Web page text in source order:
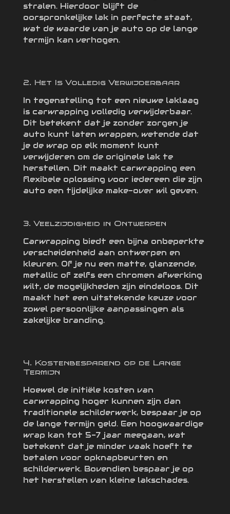
stralen. Hierdoor blijft de
oorspronkelijke lak in perfecte staat,
wat de waarde van je auto op de lange
termijn kan verhogen.
2. Het Is Volledig Verwijderbaar
In tegenstelling tot een nieuwe laklaag
is carwrapping volledig verwijderbaar.
Dit betekent dat je zonder zorgen je
auto kunt laten wrappen, wetende dat
je de wrap op elk moment kunt
verwijderen om de originele lak te
herstellen. Dit maakt carwrapping een
flexibele oplossing voor iedereen die zijn
auto een tijdelijke make-over wil geven.
3. Veelzijdigheid in Ontwerpen
Carwrapping biedt een bijna onbeperkte
verscheidenheid aan ontwerpen en
kleuren. Of je nu een matte, glanzende,
metallic of zelfs een chromen afwerking
wilt, de mogelijkheden zijn eindeloos. Dit
maakt het een uitstekende keuze voor
zowel persoonlijke aanpassingen als
zakelijke branding.
4. Kostenbesparend op de Lange
Termijn
Hoewel de initiële kosten van
carwrapping hoger kunnen zijn dan
traditionele schilderwerk, bespaar je op
de lange termijn geld. Een hoogwaardige
wrap kan tot 5-7 jaar meegaan, wat
betekent dat je minder vaak hoeft te
betalen voor opknapbeurten en
schilderwerk. Bovendien bespaar je op
het herstellen van kleine lakschades.